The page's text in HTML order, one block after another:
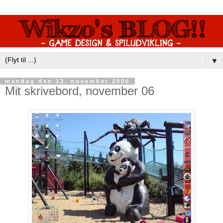
▼
mandag den 13. november 2006
Mit skrivebord, november 06